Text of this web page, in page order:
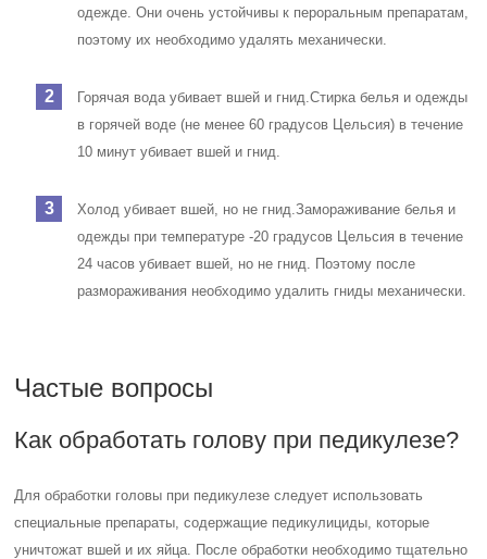
одежде. Они очень устойчивы к пероральным препаратам,
поэтому их необходимо удалять механически.
Горячая вода убивает вшей и гнид.Стирка белья и одежды
в горячей воде (не менее 60 градусов Цельсия) в течение
10 минут убивает вшей и гнид.
Холод убивает вшей, но не гнид.Замораживание белья и
одежды при температуре -20 градусов Цельсия в течение
24 часов убивает вшей, но не гнид. Поэтому после
размораживания необходимо удалить гниды механически.
Частые вопросы
Как обработать голову при педикулезе?
Для обработки головы при педикулезе следует использовать
специальные препараты, содержащие педикулициды, которые
уничтожат вшей и их яйца. После обработки необходимо тщательно